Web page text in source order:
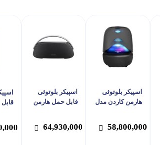
اسپیکر بلوتوثی
هارمن کاردن مدل
58,800,000
اسپیکر بلوتوثی
قابل حمل هارمن
64,930,000